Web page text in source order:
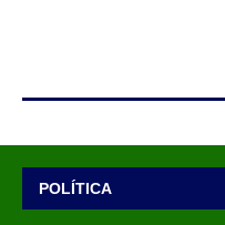
POLÍTICA